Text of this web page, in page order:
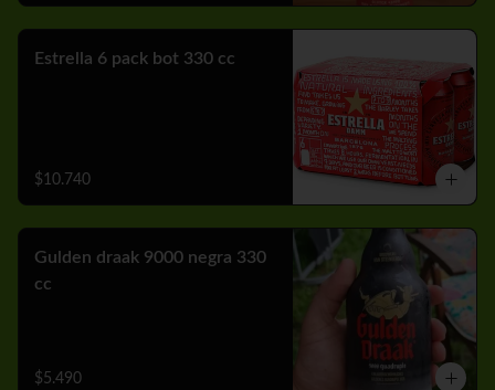
Estrella 6 pack bot 330 cc
$10.740
Gulden draak 9000 negra 330
cc
$5.490